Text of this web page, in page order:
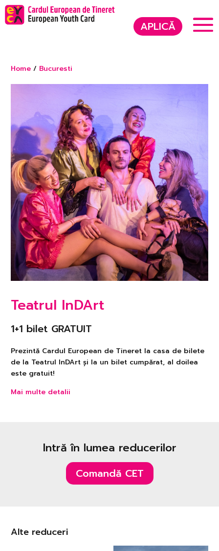
APLICĂ
Home / Bucuresti
Teatrul InDArt
1+1 bilet GRATUIT
Prezintă Cardul European de Tineret la casa de bilete
de la Teatrul InDArt și la un bilet cumpărat, al doilea
este gratuit!
Mai multe detalii
Intră în lumea reducerilor
Comandă CET
Alte reduceri